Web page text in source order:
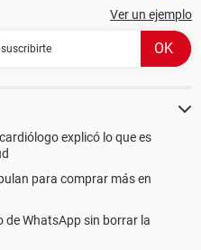
Ver un ejemplo
explicó lo que es
para comprar más en
de WhatsApp sin borrar la